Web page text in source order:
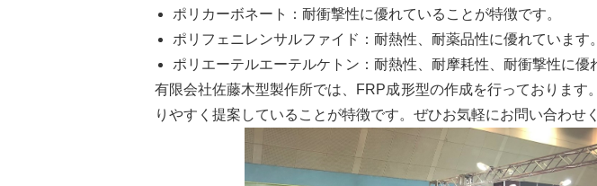
ポリカーボネート：耐衝撃性に優れていることが特徴です。
ポリフェニレンサルファイド：耐熱性、耐薬品性に優れています。
ポリエーテルエーテルケトン：耐熱性、耐摩耗性、耐衝撃性に優
有限会社佐藤木型製作所では、FRP成形型の作成を行っておりま
りやすく提案していることが特徴です。ぜひお気軽にお問い合わせ